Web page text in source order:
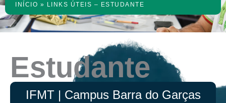
INÍCIO » LINKS ÚTEIS – ESTUDANTE
Estudante
IFMT | Campus Barra do Garças